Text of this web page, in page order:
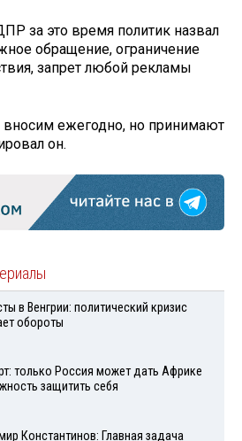
за это время политик назвал
обращение, ограничение
запрет любой рекламы
ежегодно, но принимают
он.
в Венгрии: политический кризис
обороты
только Россия может дать Африке
защитить себя
Константинов: Главная задача